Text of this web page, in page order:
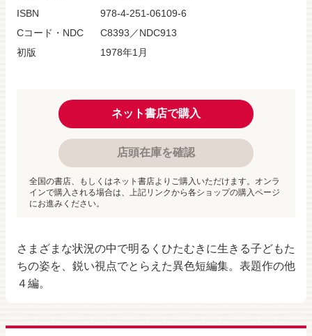
さまざまな状況の中で明るくひたむきに生きる子どもた
ちの姿を、鋭い視点でとらえた異色短編集。表題作の他
４編。
ISBN
978-4-251-06109-6
Cコード・NDC
C8393／NDC913
初版
1978年1月
ネット書店で購入
店頭在庫を確認
全国の書店、もしくはネット書店よりご購入いただけます。オンラ
インで購入される場合は、上記リンクから各ショップの購入ページ
にお進みください。